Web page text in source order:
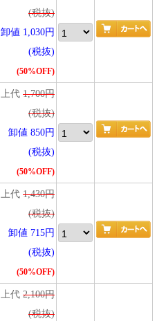
(税抜)
卸値 1,030円
(税抜)
(50%OFF)
上代 1,700円
(税抜)
卸値 850円
(税抜)
(50%OFF)
上代 1,430円
(税抜)
卸値 715円
(税抜)
(50%OFF)
上代 2,100円
(税抜)